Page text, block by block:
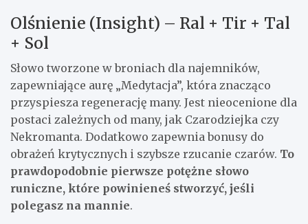
Olśnienie (Insight) – Ral + Tir + Tal
+ Sol
Słowo tworzone w broniach dla najemników,
zapewniające aurę „Medytacja”, która znacząco
przyspiesza regenerację many. Jest nieocenione dla
postaci zależnych od many, jak Czarodziejka czy
Nekromanta. Dodatkowo zapewnia bonusy do
obrażeń krytycznych i szybsze rzucanie czarów. To
prawdopodobnie pierwsze potężne słowo
runiczne, które powinieneś stworzyć, jeśli
polegasz na mannie.